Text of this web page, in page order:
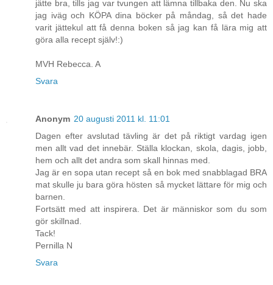
jätte bra, tills jag var tvungen att lämna tillbaka den. Nu ska
jag iväg och KÖPA dina böcker på måndag, så det hade
varit jättekul att få denna boken så jag kan få lära mig att
göra alla recept själv!:)
MVH Rebecca. A
Svara
Anonym 20 augusti 2011 kl. 11:01
Dagen efter avslutad tävling är det på riktigt vardag igen
men allt vad det innebär. Ställa klockan, skola, dagis, jobb,
hem och allt det andra som skall hinnas med.
Jag är en sopa utan recept så en bok med snabblagad BRA
mat skulle ju bara göra hösten så mycket lättare för mig och
barnen.
Fortsätt med att inspirera. Det är människor som du som
gör skillnad.
Tack!
Pernilla N
Svara